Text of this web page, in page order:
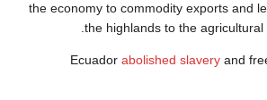
the economy to commodity
the highlands to the
Ecuadorabolished